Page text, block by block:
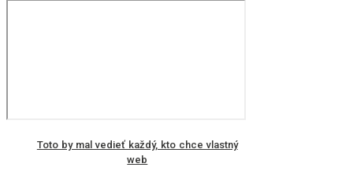
Toto by mal vedieť každý, kto chce vlastný
web